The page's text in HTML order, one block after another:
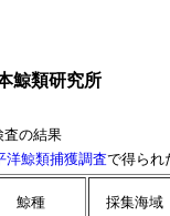
鯨類研究所
査の結果
洋鯨類捕獲調査で得られ
鯨種 採集海域